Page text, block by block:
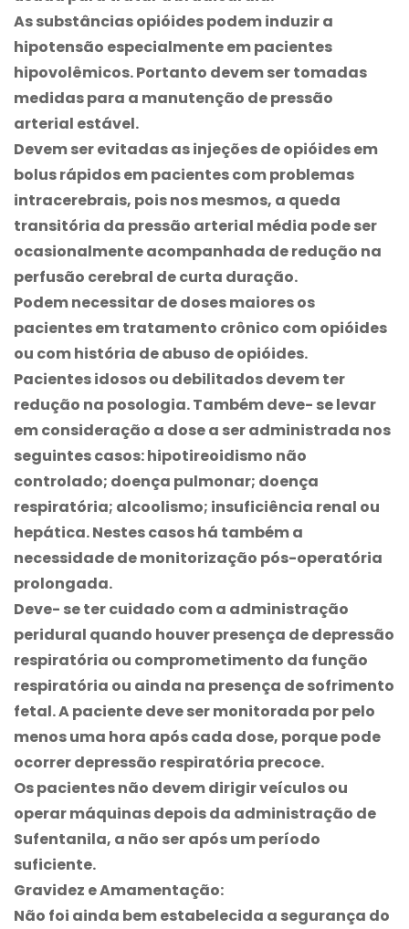
As substâncias opióides podem induzir a
hipotensão especialmente em pacientes
hipovolêmicos. Portanto devem ser tomadas
medidas para a manutenção de pressão
arterial estável.
Devem ser evitadas as injeções de opióides em
bolus rápidos em pacientes com problemas
intracerebrais, pois nos mesmos, a queda
transitória da pressão arterial média pode ser
ocasionalmente acompanhada de redução na
perfusão cerebral de curta duração.
Podem necessitar de doses maiores os
pacientes em tratamento crônico com opióides
ou com história de abuso de opióides.
Pacientes idosos ou debilitados devem ter
redução na posologia. Também deve- se levar
em consideração a dose a ser administrada nos
seguintes casos: hipotireoidismo não
controlado; doença pulmonar; doença
respiratória; alcoolismo; insuficiência renal ou
hepática. Nestes casos há também a
necessidade de monitorização pós-operatória
prolongada.
Deve- se ter cuidado com a administração
peridural quando houver presença de depressão
respiratória ou comprometimento da função
respiratória ou ainda na presença de sofrimento
fetal. A paciente deve ser monitorada por pelo
menos uma hora após cada dose, porque pode
ocorrer depressão respiratória precoce.
Os pacientes não devem dirigir veículos ou
operar máquinas depois da administração de
Sufentanila, a não ser após um período
suficiente.
Gravidez e Amamentação:
Não foi ainda bem estabelecida a segurança do